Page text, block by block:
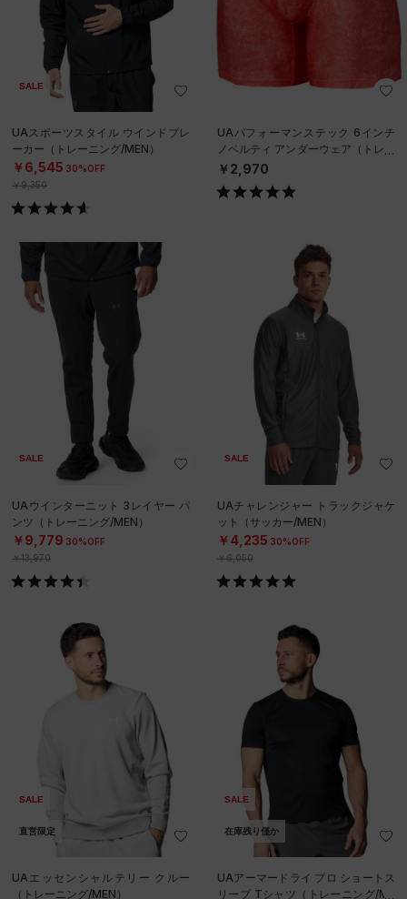
SALE
UAスポーツスタイル ウインドブレ
ーカー（トレーニング/MEN）
￥6,545 30%OFF
￥9,350
UAパフォーマンステック 6インチ
ノベルティ アンダーウェア（トレー
ニング/MEN）
￥2,970
SALE
UAウインターニット 3レイヤー パ
ンツ（トレーニング/MEN）
￥9,779 30%OFF
￥13,970
SALE
UAチャレンジャー トラックジャケ
ット（サッカー/MEN）
￥4,235 30%OFF
￥6,050
SALE
直営限定
UAエッセンシャルテリー クルー
（トレーニング/MEN）
SALE
在庫残り僅か
UAアーマードライ プロ ショートス
リーブ Tシャツ（トレーニング/ME